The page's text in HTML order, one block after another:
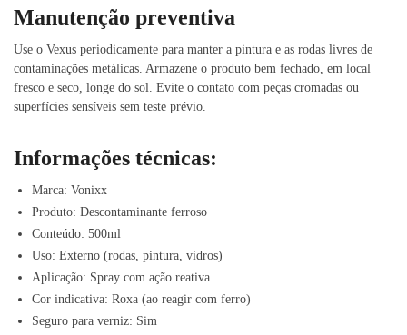
Manutenção preventiva
Use o Vexus periodicamente para manter a pintura e as rodas livres de
contaminações metálicas. Armazene o produto bem fechado, em local
fresco e seco, longe do sol. Evite o contato com peças cromadas ou
superfícies sensíveis sem teste prévio.
Informações técnicas:
Marca: Vonixx
Produto: Descontaminante ferroso
Conteúdo: 500ml
Uso: Externo (rodas, pintura, vidros)
Aplicação: Spray com ação reativa
Cor indicativa: Roxa (ao reagir com ferro)
Seguro para verniz: Sim